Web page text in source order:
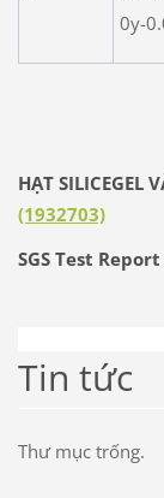
0y-
HẠT SILICEGEL
(1932703)
SGS Test
Tin tức
Thư mục trống.